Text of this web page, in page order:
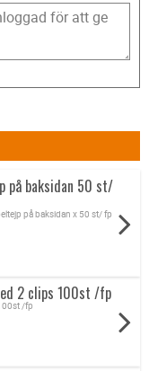
på baksidan 50 st/
på baksidan x 50 st/ fp
2 clips 100st /fp
/fp